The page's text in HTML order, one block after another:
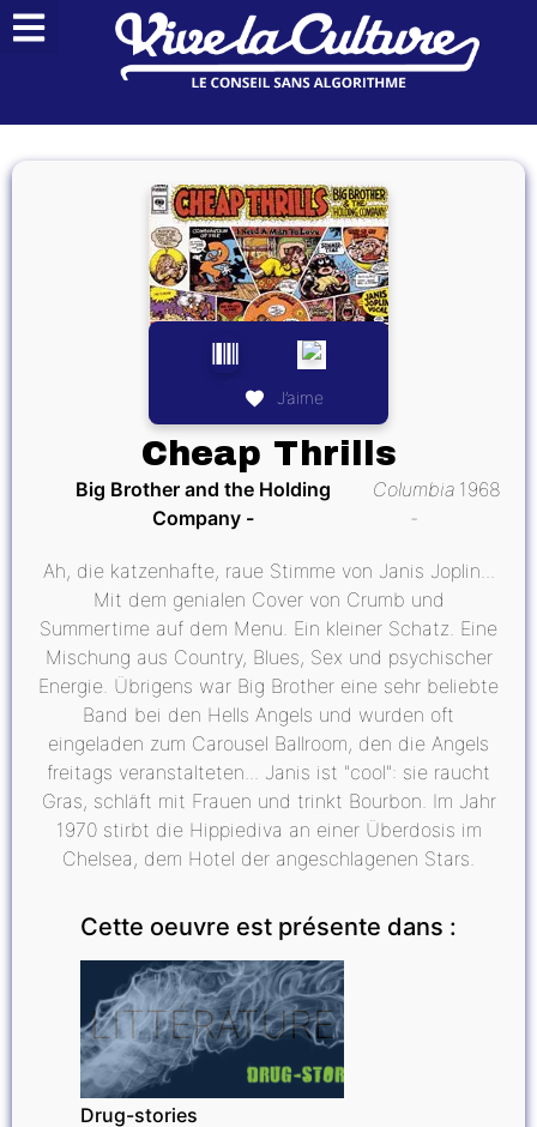
J’aime
Cheap Thrills
Big Brother and the Holding
Company
Columbia 1968
Ah, die katzenhafte, raue Stimme von Janis Joplin...
Mit dem genialen Cover von Crumb und
Summertime auf dem Menu. Ein kleiner Schatz. Eine
Mischung aus Country, Blues, Sex und psychischer
Energie. Übrigens war Big Brother eine sehr beliebte
Band bei den Hells Angels und wurden oft
eingeladen zum Carousel Ballroom, den die Angels
freitags veranstalteten... Janis ist "cool": sie raucht
Gras, schläft mit Frauen und trinkt Bourbon. Im Jahr
1970 stirbt die Hippiediva an einer Überdosis im
Chelsea, dem Hotel der angeschlagenen Stars.
Cette oeuvre est présente dans :
LITTÉRATURE
Drug-stories